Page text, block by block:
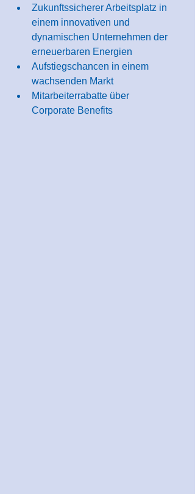
Zukunftssicherer Arbeitsplatz in
einem innovativen und
dynamischen Unternehmen der
erneuerbaren Energien
Aufstiegschancen in einem
wachsenden Markt
Mitarbeiterrabatte über
Corporate Benefits